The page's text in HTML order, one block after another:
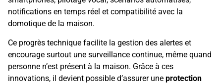
notifications en temps réel et compatibilité avec la
domotique de la maison.
Ce progrès technique facilite la gestion des alertes et
encourage surtout une surveillance continue, même quand
personne n’est présent à la maison. Grâce à ces
innovations, il devient possible d’assurer une protection